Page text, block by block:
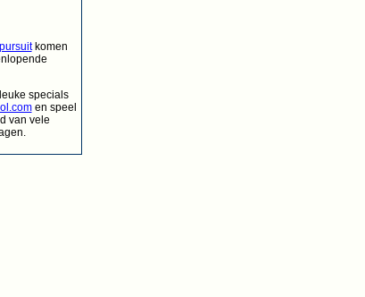
komen
specials
en speel
van vele